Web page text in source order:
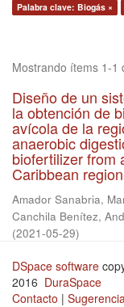
Palabra clave: Biogás ×
Mostrando ítems 1-1
Diseño de un
la obtención de
avícola de la
anaerobic
biofertilizer from
Caribbean region
Amador Sanabria,
Canchila Benítez,
(2021-05-29)
DSpace software
2016 DuraSpace
Contacto |